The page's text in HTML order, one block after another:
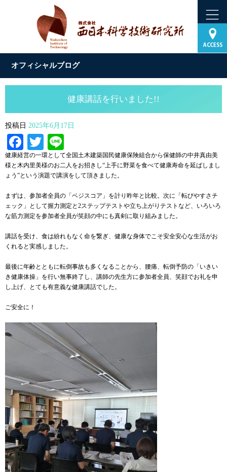
オフィシャルブログ
健康講話を行いました!!
投稿日 2025年6月17日
Facebook
Twitter
健康経営の一環として全国土木建築国民健康保険組合から保健師の中井真由美
様と木内里美様のお二人をお招きし“上手に野菜を食べて健康寿命を延ばしまし
ょう”という演題で講演をして頂きました。
まずは、参加者全員の「ベジスコア」を計り昨年と比較。次に「転びやすさチ
ェック」として握力測定と2ステップテストや立ち上がりテストなど、いろいろ
な筋力測定を参加者全員が笑顔の中にも真剣に取り組みました。
講話を受け、食は紛れもなく命を繋ぎ、健康な身体でこそ安全安心な生活がお
くれると実感しました。
最後に年齢とともに転倒事故も多くなることから、腰痛、転倒予防の「いきい
き健康体操」を行い無事終了し、講師の先生方に参加者全員、笑顔でお礼を申
し上げ、とても有意義な健康講話でした。
ご安全に！